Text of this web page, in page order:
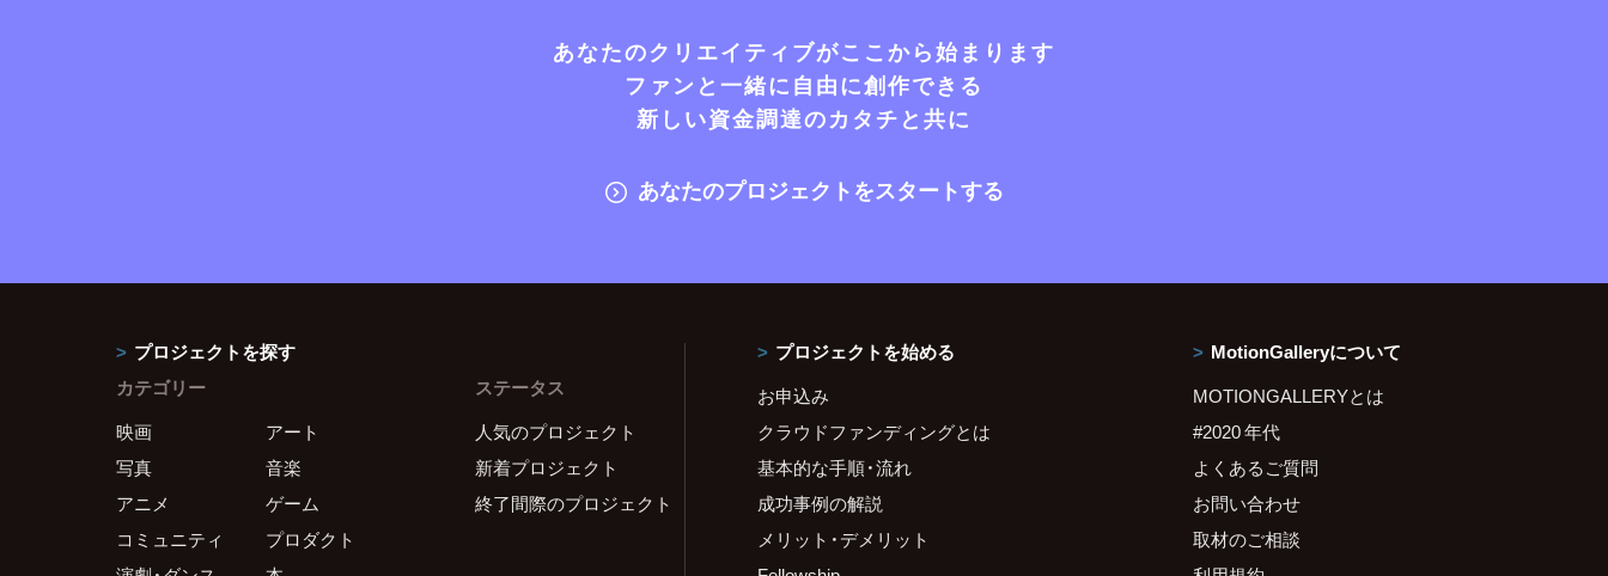
あなたのクリエイティブがここから始まります
ファンと一緒に自由に創作できる
新しい資金調達のカタチと共に
あなたのプロジェクトをスタートする
プロジェクトを探す
カテゴリー
映画
アート
写真
音楽
アニメ
ゲーム
コミュニティ
プロダクト
ステータス
人気のプロジェクト
新着プロジェクト
終了間際のプロジェクト
プロジェクトを始める
お申込み
クラウドファンディングとは
基本的な手順・流れ
成功事例の解説
メリット・デメリット
MotionGalleryについて
MOTIONGALLERYとは
#2020 年代
よくあるご質問
お問い合わせ
取材のご相談